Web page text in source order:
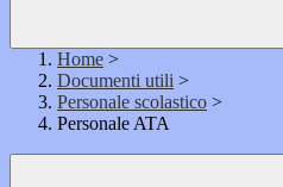
Home >
Documenti utili >
Personale scolastico >
Personale ATA